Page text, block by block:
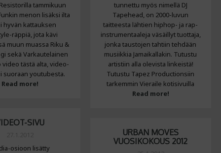
tammikuun
menon lisäksi ilta
hyvän kattauksen
räppiä, jota kävi
muun muassa Riku &
sekä Varkautelainen
video tästä alta, video-
suoraan youtubesta.
Read more!
tunnettu myös nimellä DJ
Tapehead, on 2000-luvun
taitteesta lähtien hiphop- ja rap-
instrumentaaleja väsäillyt tuottaja,
jonka taustojen tahtiin tehdään
musiikkia Jamaikallakin. Tutustu
artistiin alla olevista linkeistä!
Tutustu Tapez Productionsiin
tarkemmin Vieraile kotisivuilla
Read more!
SIVU
osioon lisätty
URBAN MOVES
VUOSIKOKOUS 2012